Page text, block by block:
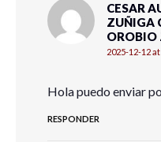
CESAR
ZUÑIGA
OROBIO
2025-12-12 at
Hola puedo enviar
RESPONDER